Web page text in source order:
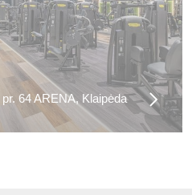
64 ARENA, Klaipėda